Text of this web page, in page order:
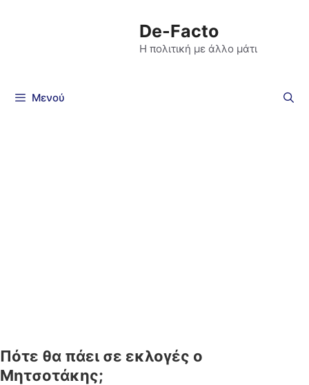
De-Facto
Η πολιτική με άλλο μάτι
Μενού
Πότε θα πάει σε εκλογές ο
Μητσοτάκης;